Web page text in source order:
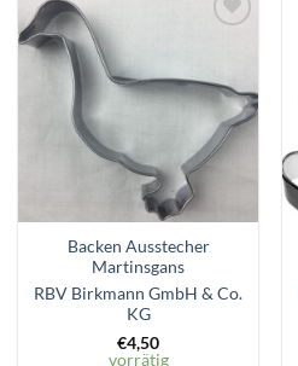
hinzufügen
Backen Ausstecher
Martinsgans
RBV Birkmann GmbH & Co.
KG
€4,50
vorrätig